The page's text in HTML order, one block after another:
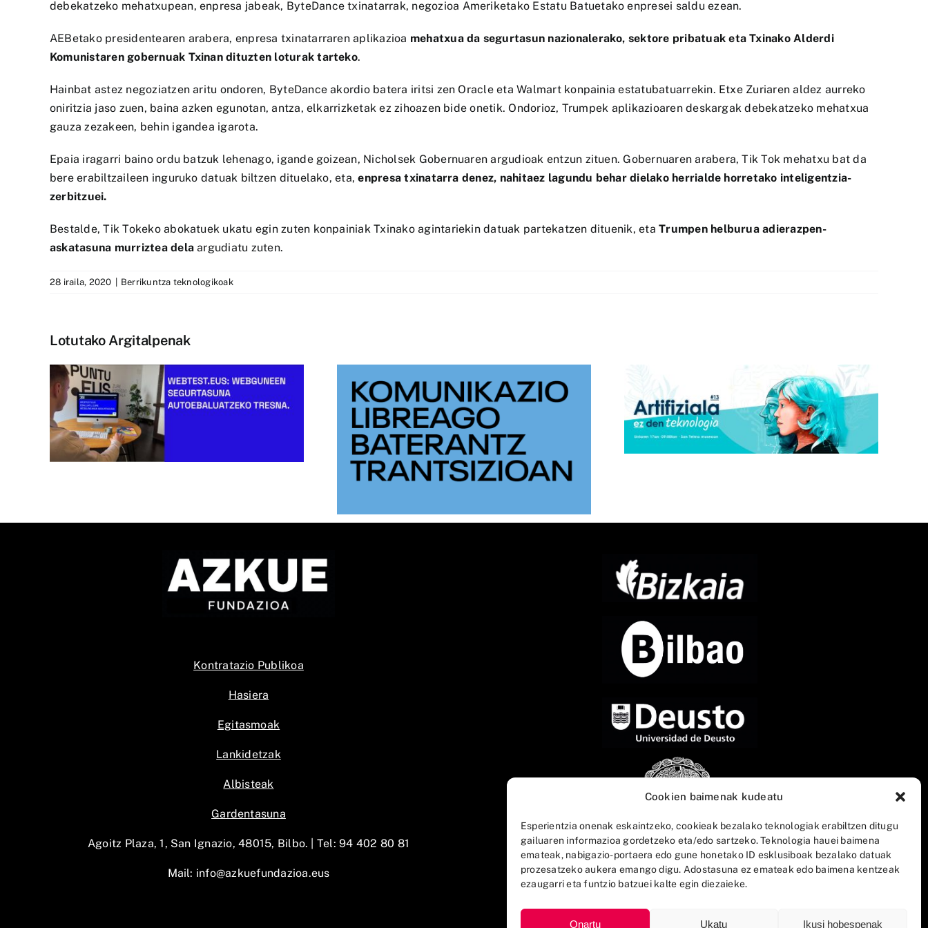
Cookien baimenak kudeatu
Esperientzia onenak eskaintzeko, cookieak bezalako teknologiak erabiltzen ditugu
gailuaren informazioa gordetzeko eta/edo sartzeko. Teknologia hauei baimena
emateak, nabigazio-portaera edo gune honetako ID esklusiboak bezalako datuak
prozesatzeko aukera emango digu. Adostasuna ez emateak edo baimena kentzeak
ezaugarri eta funtzio batzuei kalte egin diezaieke.
Onartu Ukatu Ikusi hobespenak
debekatzeko mehatxupean, enpresa jabeak, ByteDance txinatarrak, negozioa Ameriketako Estatu Batuetako enpresei saldu ezean.
AEBetako presidentearen arabera, enpresa txinatarraren aplikazioa mehatxua da segurtasun nazionalerako, sektore pribatuak eta Txinako Alderdi
Komunistaren gobernuak Txinan dituzten loturak tarteko.
Hainbat astez negoziatzen aritu ondoren, ByteDance akordio batera iritsi zen Oracle eta Walmart konpainia estatubatuarrekin. Etxe Zuriaren aldez aurreko
oniritzia jaso zuen, baina azken egunotan, antza, elkarrizketak ez zihoazen bide onetik. Ondorioz, Trumpek aplikazioaren deskargak debekatzeko mehatxua
gauza zezakeen, behin igandea igarota.
Epaia iragarri baino ordu batzuk lehenago, igande goizean, Nicholsek Gobernuaren argudioak entzun zituen. Gobernuaren arabera, Tik Tok mehatxu bat da
bere erabiltzaileen inguruko datuak biltzen dituelako, eta,enpresa txinatarra denez, nahitaez lagundu behar dielako herrialde horretako inteligentzia-
zerbitzuei.
Bestalde, Tik Tokeko abokatuek ukatu egin zuten konpainiak Txinako agintariekin datuak partekatzen dituenik, etaTrumpen helburua adierazpen-
askatasuna murriztea delaargudiatu zuten.
28 iraila, 2020 Berrikuntza teknologikoak
Lotutako Argitalpenak
“Komunikazio libreago
baterantz trantsizioan”
jardunaldia egingo dute
Teknologiaren erabilera
etikoagoaz arituko dira
Euskarabildua jardunaldian
Kontratazio Publikoa
Hasiera
Egitasmoak
Lankidetzak
Albisteak
Gardentasuna
Agoitz Plaza, 1, San Ignazio, 48015, Bilbo. | Tel: 94 402 80 81
Mail: info@azkuefundazioa.eus